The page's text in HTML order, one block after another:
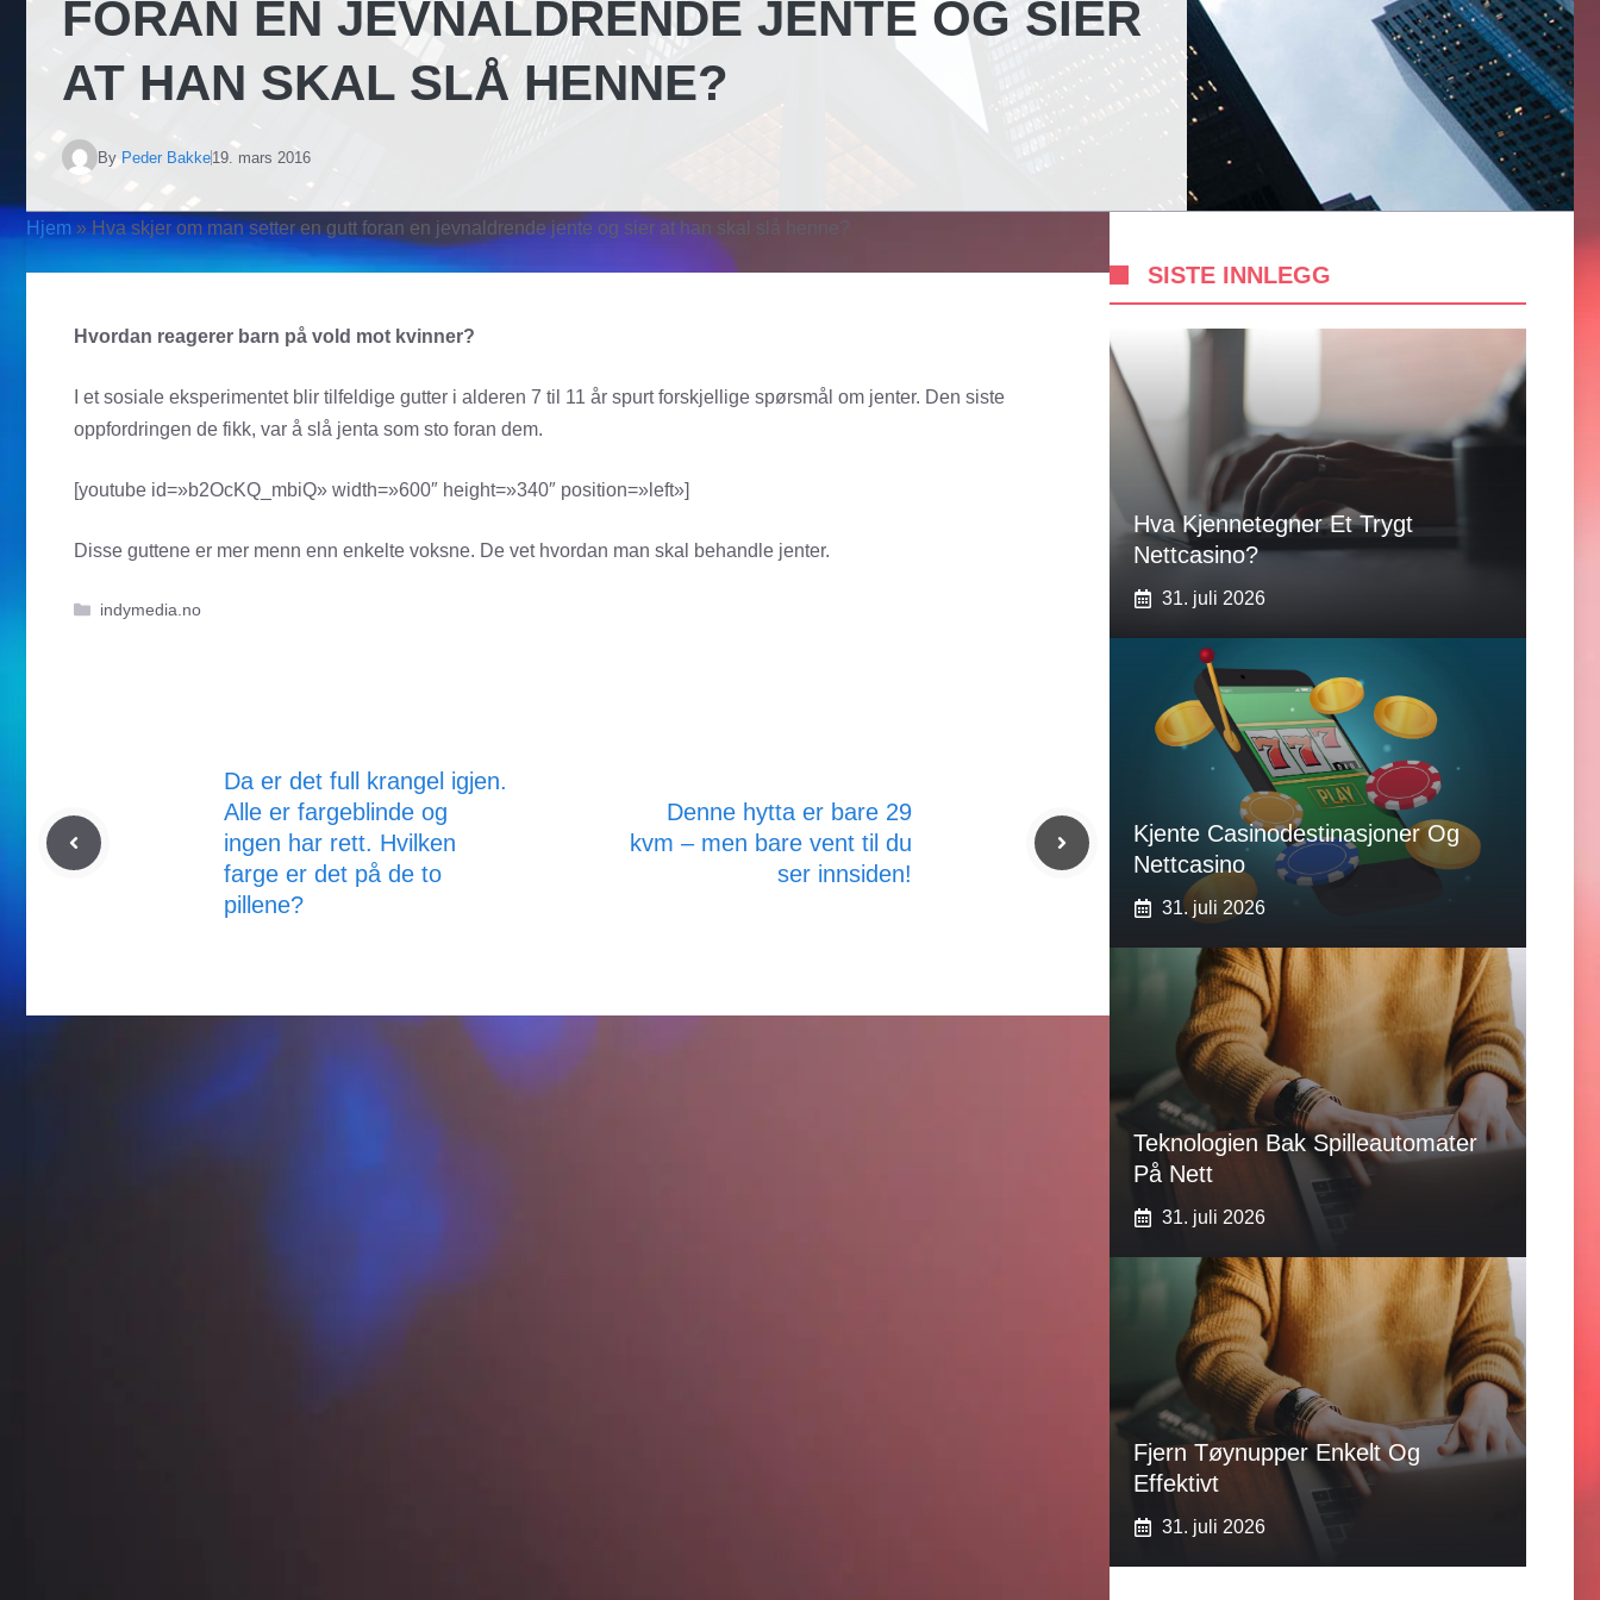
FORAN EN JEVNALDRENDE JENTE OG SIER
AT HAN SKAL SLÅ HENNE?
By Peder Bakke19. mars 2016
Hjem » Hva skjer om man setter en gutt foran en jevnaldrende jente og sier at han skal slå henne?
Hvordan reagerer barn på vold mot kvinner?
I et sosiale eksperimentet blir tilfeldige gutter i alderen 7 til 11 år spurt forskjellige spørsmål om jenter. Den siste
oppfordringen de fikk, var å slå jenta som sto foran dem.
[youtube id=»b2OcKQ_mbiQ» width=»600″ height=»340″ position=»left»]
Disse guttene er mer menn enn enkelte voksne. De vet hvordan man skal behandle jenter.
Kategorier
indymedia.no
Da er det full krangel igjen.
Alle er fargeblinde og
ingen har rett. Hvilken
farge er det på de to
pillene?
Denne hytta er bare 29
kvm – men bare vent til du
ser innsiden!
SISTE INNLEGG
Hva Kjennetegner Et Trygt
Nettcasino?
31. juli 2026
Kjente Casinodestinasjoner Og
Nettcasino
31. juli 2026
Teknologien Bak Spilleautomater
På Nett
31. juli 2026
Fjern Tøynupper Enkelt Og
Effektivt
31. juli 2026